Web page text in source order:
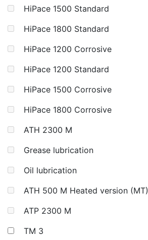
HiPace 1500 Standard
HiPace 1800 Standard
HiPace 1200 Corrosive
HiPace 1200 Standard
HiPace 1500 Corrosive
HiPace 1800 Corrosive
ATH 2300 M
Grease lubrication
Oil lubrication
ATH 500 M Heated version (MT)
ATP 2300 M
TM 3